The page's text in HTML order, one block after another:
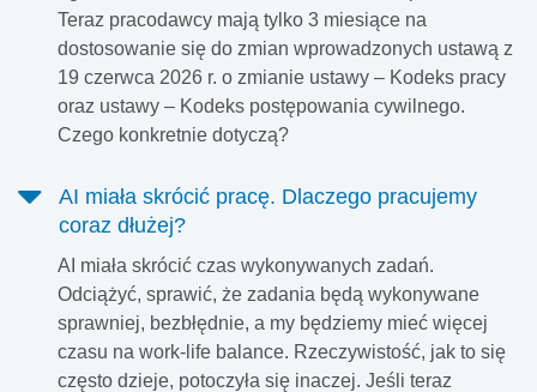
Teraz pracodawcy mają tylko 3 miesiące na
dostosowanie się do zmian wprowadzonych ustawą z
19 czerwca 2026 r. o zmianie ustawy – Kodeks pracy
oraz ustawy – Kodeks postępowania cywilnego.
Czego konkretnie dotyczą?
AI miała skrócić pracę. Dlaczego pracujemy
coraz dłużej?
AI miała skrócić czas wykonywanych zadań.
Odciążyć, sprawić, że zadania będą wykonywane
sprawniej, bezbłędnie, a my będziemy mieć więcej
czasu na work-life balance. Rzeczywistość, jak to się
często dzieje, potoczyła się inaczej. Jeśli teraz